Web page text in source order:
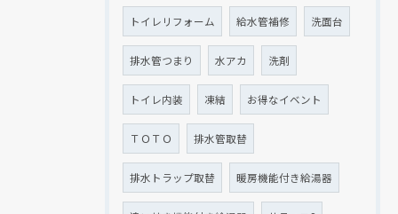
トイレリフォーム 給水管補修 洗面台
排水管つまり 水アカ 洗剤
トイレ内装 凍結 お得なイベント
ＴＯＴＯ 排水管取替
排水トラップ取替 暖房機能付き給湯器